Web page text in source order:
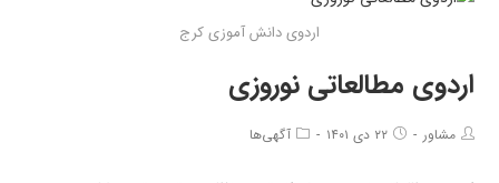
اردوی دانش آموزی کرج
اردوی مطالعاتی نوروزی
مشاور ۲۲ دی ۱۴۰۱ آگهی‌ها